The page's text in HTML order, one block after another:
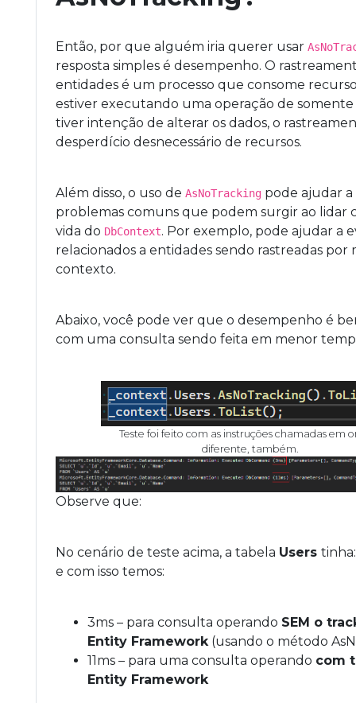
Então, por que alguém iria querer usar
resposta simples é desempenho. O
entidades é um processo que consome
estiver executando uma operação de
tiver intenção de alterar os dados, o
desperdício desnecessário de recursos.
Além disso, o uso de AsNoTracking pode ajudar
problemas comuns que podem surgir ao lidar
vida do DbContext. Por exemplo, pode ajudar a
relacionados a entidades sendo rastreadas por
contexto.
Abaixo, você pode ver que o desempenho é
com uma consulta sendo feita em menor
Teste foi feito com as instruções chamadas em
diferente, também.
Observe que:
No cenário de teste acima, a tabela Users
e com isso temos:
3ms – para consulta operando SEM o
Entity Framework(usando o método
11ms – para uma consulta operando com
Entity Framework